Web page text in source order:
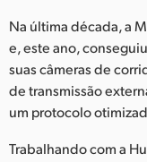
Mexico
Malaysia
Na última década, a
e, este ano,
suas câmeras de
de transmissão
um protocolo
Trabalhando com a